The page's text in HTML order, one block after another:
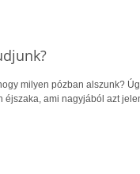
milyen pózban alszunk?
éjszaka, ami nagyjából azt